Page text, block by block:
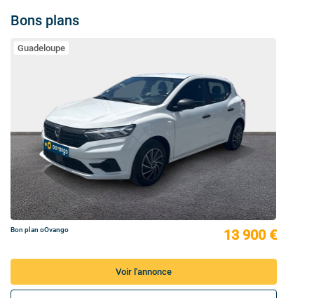
Bons plans
Guadeloupe
Bon plan oOvango 13 900 €
Voir l'annonce